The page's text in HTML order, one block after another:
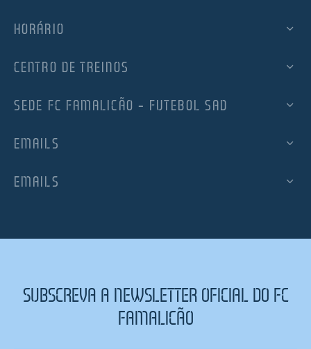
HORÁRIO
CENTRO DE TREINOS
SEDE FC FAMALICÃO – FUTEBOL SAD
EMAILS
EMAILS
SUBSCREVA A NEWSLETTER OFICIAL DO FC
FAMALICÃO